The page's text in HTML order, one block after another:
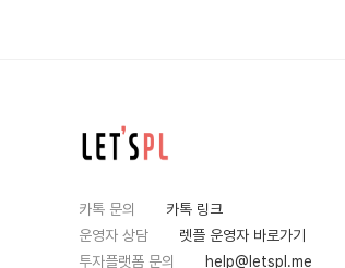
카톡 문의
카톡 링크
운영자 상담
렛플 운영자 바로가기
투자플랫폼 문의
help@letspl.me